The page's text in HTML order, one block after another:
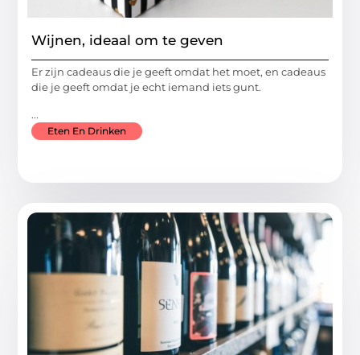
Wijnen, ideaal om te geven
Er zijn cadeaus die je geeft omdat het moet, en cadeaus
die je geeft omdat je echt iemand iets gunt.
...
Eten En Drinken